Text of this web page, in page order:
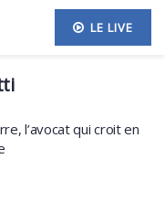
LE LIVE
l’avocat qui croit en